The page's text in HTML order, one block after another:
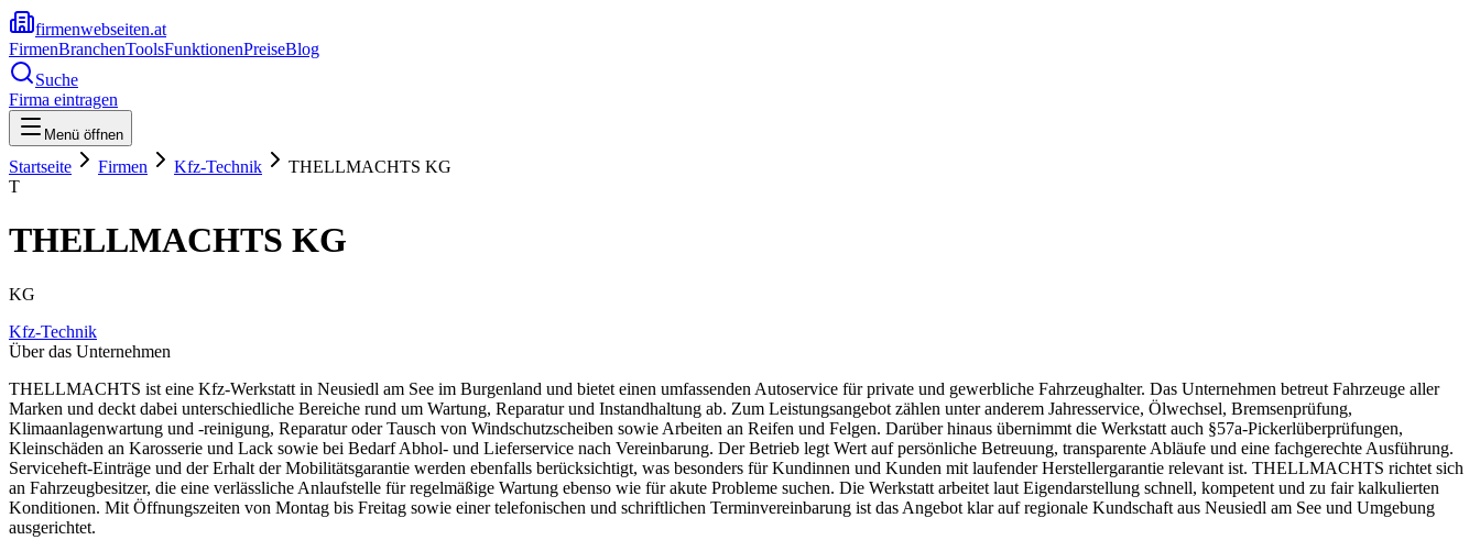
firmenwebseiten.at
FirmenBranchenToolsFunktionenPreiseBlog
Suche
Firma eintragen
Menü öffnen
Startseite Firmen Kfz-Technik
THELLMACHTS KG
T
THELLMACHTS KG
KG
Kfz-Technik
Über das Unternehmen
THELLMACHTS ist eine Kfz-Werkstatt in Neusiedl am See im Burgenland und bietet einen umfassenden Autoservice für private und gewerbliche Fahrzeughalter. Das Unternehmen betreut Fahrzeuge aller
Marken und deckt dabei unterschiedliche Bereiche rund um Wartung, Reparatur und Instandhaltung ab. Zum Leistungsangebot zählen unter anderem Jahresservice, Ölwechsel, Bremsenprüfung,
Klimaanlagenwartung und -reinigung, Reparatur oder Tausch von Windschutzscheiben sowie Arbeiten an Reifen und Felgen. Darüber hinaus übernimmt die Werkstatt auch §57a-Pickerlüberprüfungen,
Kleinschäden an Karosserie und Lack sowie bei Bedarf Abhol- und Lieferservice nach Vereinbarung. Der Betrieb legt Wert auf persönliche Betreuung, transparente Abläufe und eine fachgerechte Ausführung.
Serviceheft-Einträge und der Erhalt der Mobilitätsgarantie werden ebenfalls berücksichtigt, was besonders für Kundinnen und Kunden mit laufender Herstellergarantie relevant ist. THELLMACHTS richtet sich
an Fahrzeugbesitzer, die eine verlässliche Anlaufstelle für regelmäßige Wartung ebenso wie für akute Probleme suchen. Die Werkstatt arbeitet laut Eigendarstellung schnell, kompetent und zu fair kalkulierten
Konditionen. Mit Öffnungszeiten von Montag bis Freitag sowie einer telefonischen und schriftlichen Terminvereinbarung ist das Angebot klar auf regionale Kundschaft aus Neusiedl am See und Umgebung
ausgerichtet.